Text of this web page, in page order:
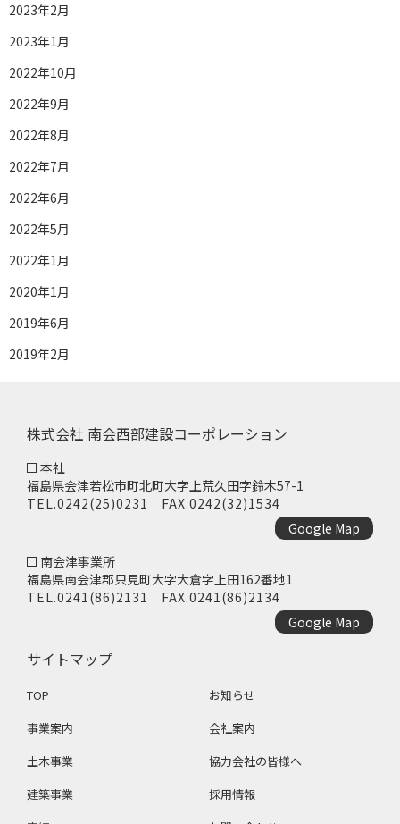
2023年2月
2023年1月
2022年10月
2022年9月
2022年8月
2022年7月
2022年6月
2022年5月
2022年1月
2020年1月
2019年6月
2019年2月
株式会社 南会西部建設コーポレーション
本社
福島県会津若松市町北町大字上荒久田字鈴木57-1
TEL.0242(25)0231 FAX.0242(32)1534
Google Map
南会津事業所
福島県南会津郡只見町大字大倉字上田162番地1
TEL.0241(86)2131 FAX.0241(86)2134
Google Map
サイトマップ
TOP
事業案内
土木事業
建築事業
お知らせ
会社案内
協力会社の皆様へ
採用情報